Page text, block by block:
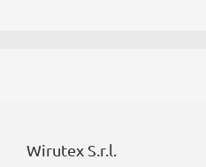
Wirutex S.r.l.